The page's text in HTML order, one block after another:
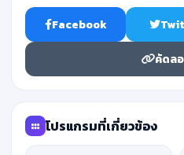
Facebook
คัดล
โปรแกรมที่เกี่ยวข้อง